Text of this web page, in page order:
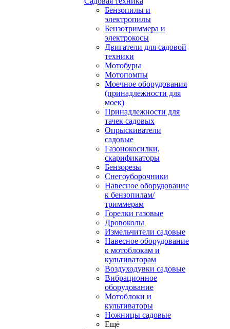
Бензопилы и
электропилы
Бензотриммера и
электрокосы
Двигатели для садовой
техники
Мотобуры
Мотопомпы
Моечное оборудования
(принадлежности для
моек)
Принадлежности для
тачек садовых
Опрыскиватели
садовые
Газонокосилки,
скарификаторы
Бензорезы
Снегоуборочники
Навесное оборудование
к бензопилам/
триммерам
Горелки газовые
Дровоколы
Измельчители садовые
Навесное оборудование
к мотоблокам и
культиваторам
Воздуходувки садовые
Вибрационное
оборудование
Мотоблоки и
культиваторы
Ножницы садовые
Ещё